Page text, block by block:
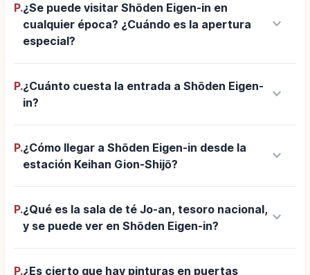
P.¿Se puede visitar Shōden Eigen-in en
cualquier época? ¿Cuándo es la apertura
especial?
keyboard_arrow_down
P.¿Cuánto cuesta la entrada a Shōden Eigen-
in?
keyboard_arrow_down
P.¿Cómo llegar a Shōden Eigen-in desde la
estación Keihan Gion-Shijō?
keyboard_arrow_down
P.¿Qué es la sala de té Jo-an, tesoro nacional,
y se puede ver en Shōden Eigen-in?
keyboard_arrow_down
P.¿Es cierto que hay pinturas en puertas